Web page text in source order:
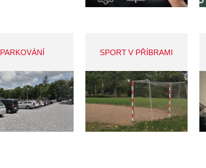
PARKOVÁNÍ SPORT V PŘÍBRAMI